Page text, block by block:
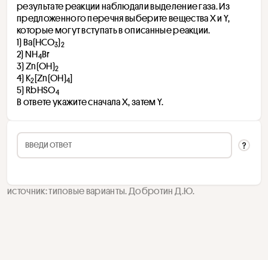
результате реакции наблюдали выделение газа. Из
предложенного перечня выберите вещества X и Y,
которые могут вступать в описанные реакции.
1) Ba(HCO3)2
2) NH4Br
3) Zn(OH)2
4) K2[Zn(OH)4]
5) RbHSO4
В ответе укажите сначала X, затем Y.
источник: типовые варианты. Добротин Д.Ю.